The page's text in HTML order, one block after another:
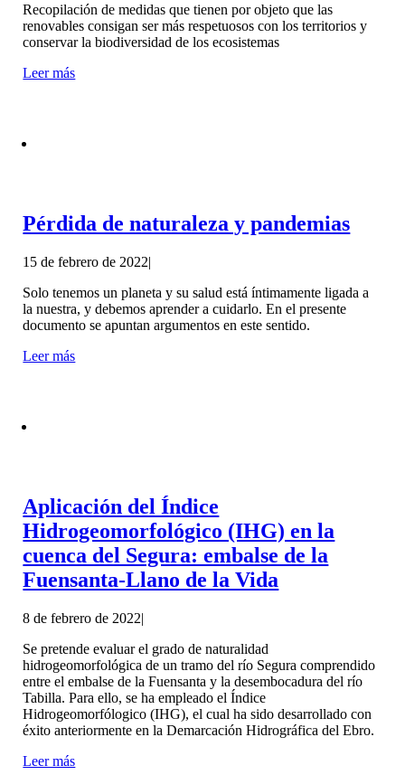
Recopilación de medidas que tienen por objeto que las
renovables consigan ser más respetuosos con los territorios y
conservar la biodiversidad de los ecosistemas
Leer más
Pérdida de naturaleza y pandemias
15 de febrero de 2022|
Solo tenemos un planeta y su salud está íntimamente ligada a
la nuestra, y debemos aprender a cuidarlo. En el presente
documento se apuntan argumentos en este sentido.
Leer más
Aplicación del Índice
Hidrogeomorfológico (IHG) en la
cuenca del Segura: embalse de la
Fuensanta-Llano de la Vida
8 de febrero de 2022|
Se pretende evaluar el grado de naturalidad
hidrogeomorfológica de un tramo del río Segura comprendido
entre el embalse de la Fuensanta y la desembocadura del río
Tabilla. Para ello, se ha empleado el Índice
Hidrogeomorfólogico (IHG), el cual ha sido desarrollado con
éxito anteriormente en la Demarcación Hidrográfica del Ebro.
Leer más